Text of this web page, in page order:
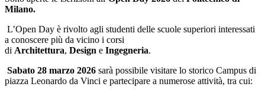
Milano.
L’Open Day è rivolto agli studenti delle scuole superiori interessati
a conoscere più da vicino i corsi
di Architettura, Design e Ingegneria.
Sabato 28 marzo 2026 sarà possibile visitare lo storico Campus di
piazza Leonardo da Vinci e partecipare a numerose attività, tra cui: